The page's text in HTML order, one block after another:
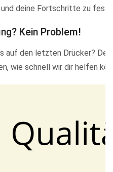
deine Fortschritte zu
Kein Problem!
auf den letzten Drücker?
wie schnell wir dir helfen